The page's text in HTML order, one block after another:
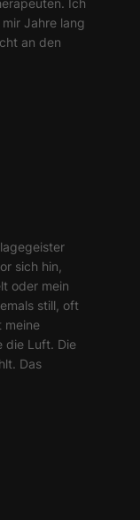
Ich
Jahre lang
an den
sich hin,
oder mein
still, oft
meine
die Luft. Die
Das